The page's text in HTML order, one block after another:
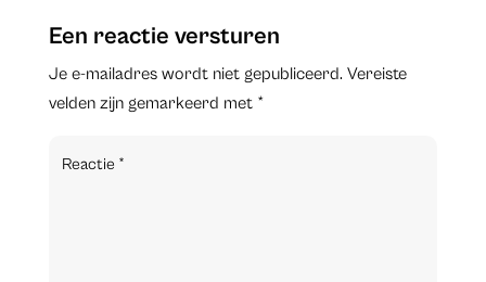
Een reactie versturen
Je e-mailadres wordt niet gepubliceerd. Vereiste
velden zijn gemarkeerd met *